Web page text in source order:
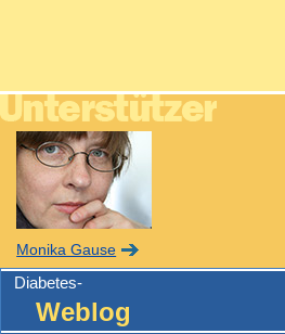
Monika Gause
Diabetes-
Weblog